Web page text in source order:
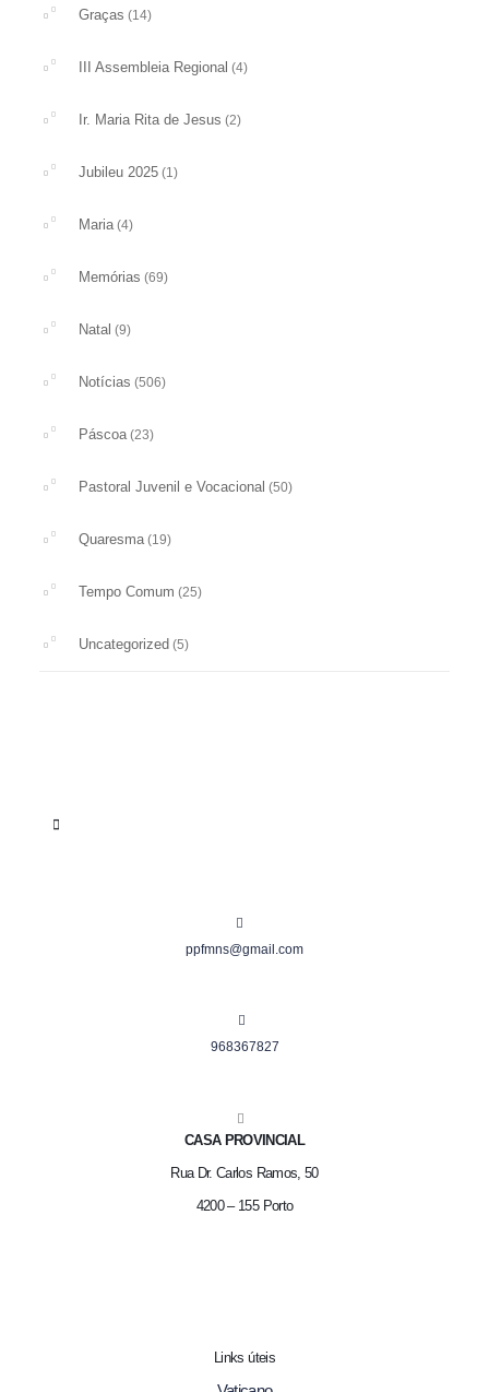
Graças (14)
III Assembleia Regional (4)
Ir. Maria Rita de Jesus (2)
Jubileu 2025 (1)
Maria(4)
Memórias (69)
Natal (9)
Notícias (506)
Páscoa(23)
Pastoral Juvenil e Vocacional (50)
Quaresma(19)
Tempo Comum (25)
Uncategorized (5)
ppfmns@gmail.com
968367827
CASA PROVINCIAL
Rua Dr. Carlos Ramos, 50
4200 – 155 Porto
Links úteis